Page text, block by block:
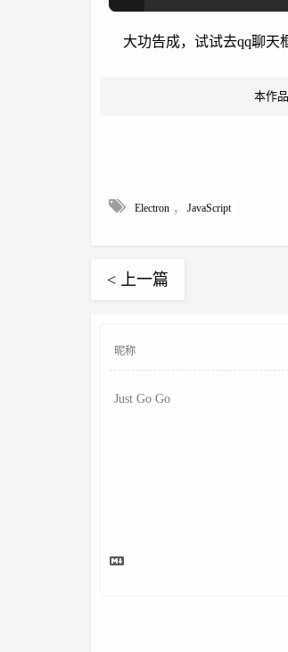
大功告成，试试去qq聊天
本作
Electron , JavaScript
< 上一篇